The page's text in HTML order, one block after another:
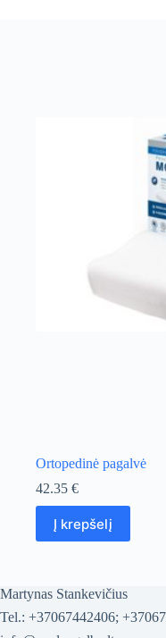
Ortopedinė pagalvė
42.35 €
Į krepšelį
Martynas Stankevičius
Tel.: +37067442406;